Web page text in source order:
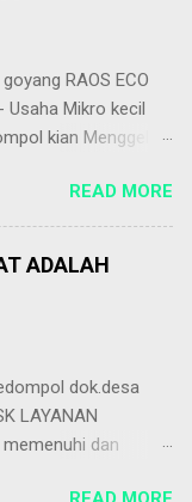
RAOS ECO
Usaha Mikro kecil
kian Menggeliat.
Pandemi yang tak
salah satu
makanan
Cemilan kembang
milik Sulis warga
usaha ini baru
READ MORE
ADALAH
dok.desa
LAYANAN
memenuhi dan